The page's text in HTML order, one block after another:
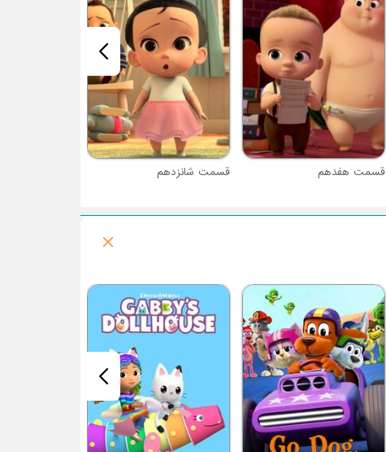
قسمت هفدهم قسمت شانزدهم